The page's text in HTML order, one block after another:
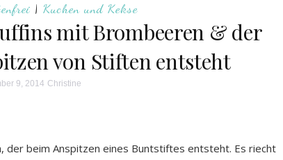
| Kuchen und Kekse
mit Brombeeren & der
von Stiften entsteht
9, 2014 Christine
der beim Anspitzen eines Buntstiftes entsteht. Es riecht